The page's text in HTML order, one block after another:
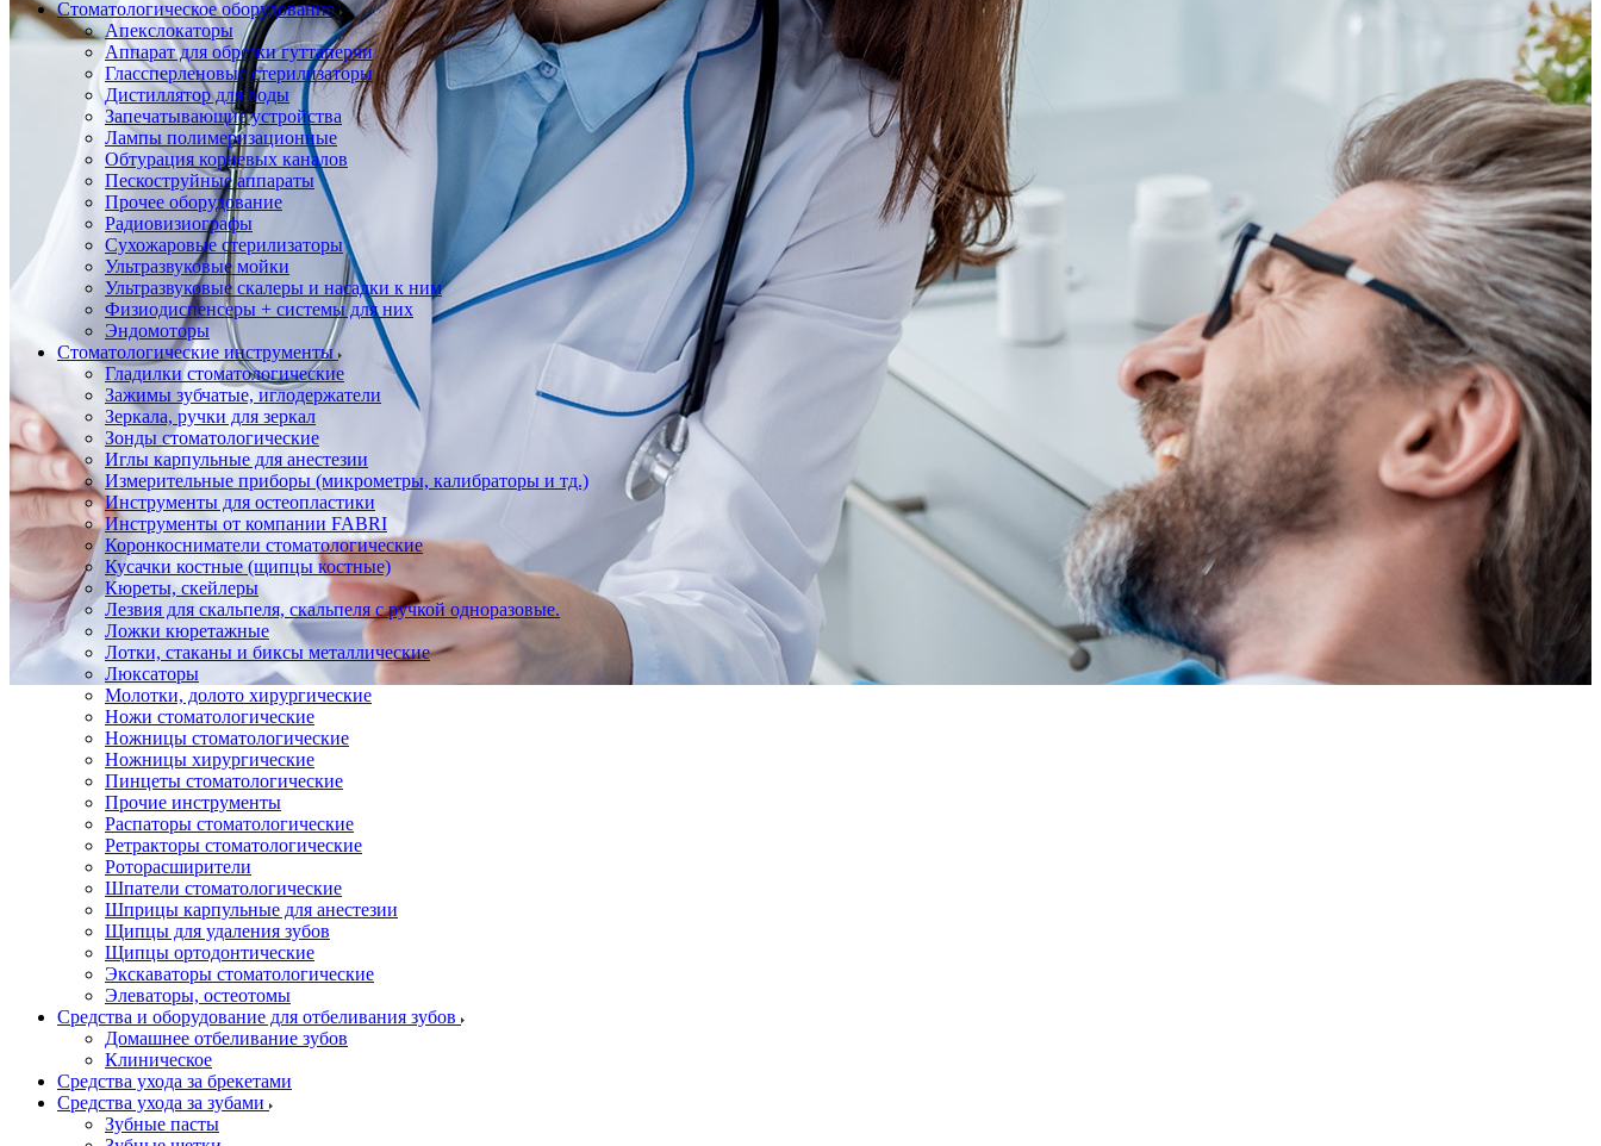
Стоматологическое оборудование
Апекслокаторы
Аппарат для обрезки гуттаперчи
Глассперленовые стерилизаторы
Дистиллятор для воды
Запечатывающие устройства
Лампы полимеризационные
Обтурация корневых каналов
Пескоструйные аппараты
Прочее оборудование
Радиовизиографы
Сухожаровые стерилизаторы
Ультразвуковые мойки
Ультразвуковые скалеры и насадки к ним
Физиодиспенсеры + системы для них
Эндомоторы
Стоматологические инструменты
Гладилки стоматологические
Зажимы зубчатые, иглодержатели
Зеркала, ручки для зеркал
Зонды стоматологические
Иглы карпульные для анестезии
Измерительные приборы (микрометры, калибраторы и тд.)
Инструменты для остеопластики
Инструменты от компании FABRI
Коронкосниматели стоматологические
Кусачки костные (щипцы костные)
Кюреты, скейлеры
Лезвия для скальпеля, скальпеля с ручкой одноразовые.
Ложки кюретажные
Лотки, стаканы и биксы металлические
Люксаторы
Молотки, долото хирургические
Ножи стоматологические
Ножницы стоматологические
Ножницы хирургические
Пинцеты стоматологические
Прочие инструменты
Распаторы стоматологические
Ретракторы стоматологические
Роторасширители
Шпатели стоматологические
Шприцы карпульные для анестезии
Щипцы для удаления зубов
Щипцы ортодонтические
Экскаваторы стоматологические
Элеваторы, остеотомы
Средства и оборудование для отбеливания зубов
Домашнее отбеливание зубов
Клиническое
Средства ухода за брекетами
Средства ухода за зубами
Зубные пасты